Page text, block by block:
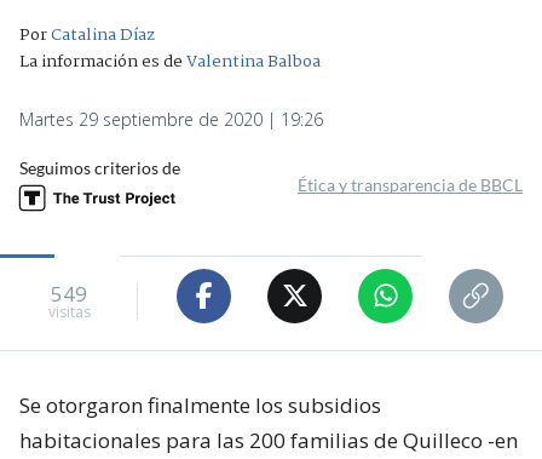
PorCatalina Díaz
La información es deValentina Balboa
Martes 29 septiembre de 2020 | 19:26
Seguimos criterios de
Ética y transparencia de BBCL
549
visitas
Se otorgaron finalmente los subsidios
habitacionales para las 200 familias de Quilleco -en